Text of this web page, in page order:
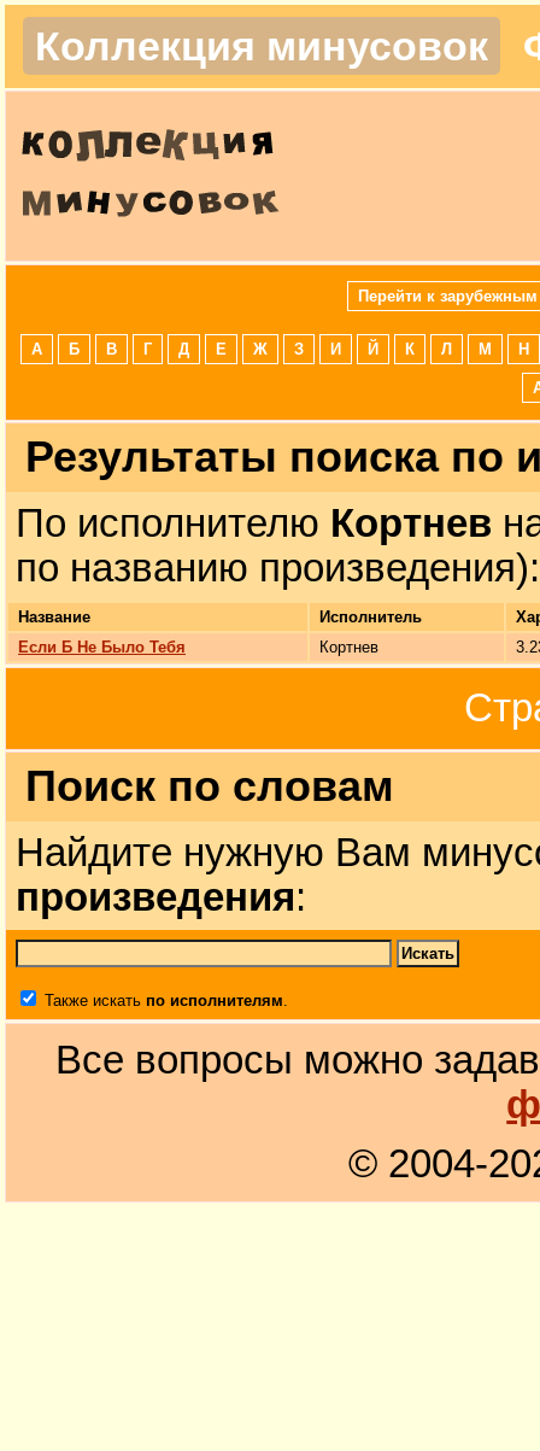
Коллекция минусовок
Перейти к зарубежным
А Б В Г Д Е Ж З И Й К Л М Н
Результаты поиска по
По исполнителю Кортнев
по названию произведения):
Название Исполнитель
Если Б Не Было Тебя
Кортнев
Поиск по словам
Найдите нужную Вам
произведения:
Также искать по исполнителям.
Все вопросы можно
© 2004-